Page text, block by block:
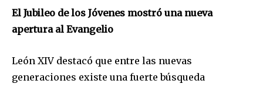
El Jubileo de los Jóvenes mostró una nueva
apertura al Evangelio
León XIV destacó que entre las nuevas
generaciones existe una fuerte búsqueda